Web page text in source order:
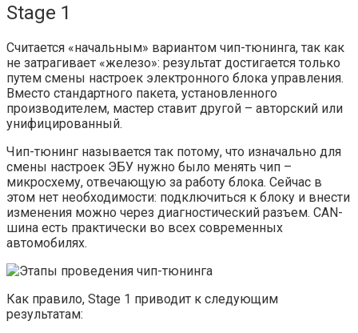
Stage 1
Считается «начальным» вариантом чип-тюнинга, так как
не затрагивает «железо»: результат достигается только
путем смены настроек электронного блока управления.
Вместо стандартного пакета, установленного
производителем, мастер ставит другой – авторский или
унифицированный.
Чип-тюнинг называется так потому, что изначально для
смены настроек ЭБУ нужно было менять чип –
микросхему, отвечающую за работу блока. Сейчас в
этом нет необходимости: подключиться к блоку и внести
изменения можно через диагностический разъем. CAN-
шина есть практически во всех современных
автомобилях.
Как правило, Stage 1 приводит к следующим
результатам: